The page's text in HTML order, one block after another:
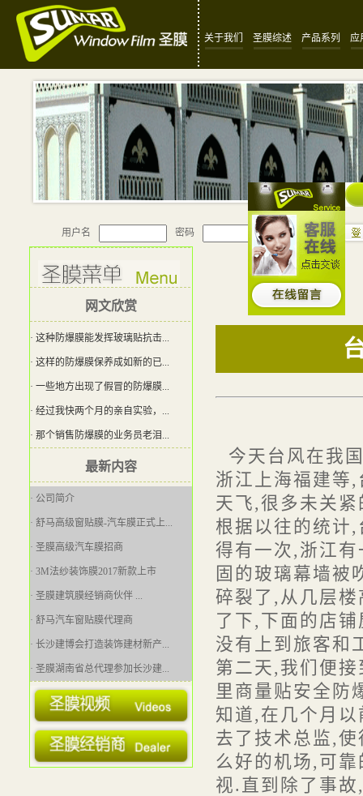
关于我们 圣膜综述 产品系列 应
用户名 密码
网文欣赏
· 这种防爆膜能发挥玻璃贴抗击...
· 这样的防爆膜保养成如新的已...
· 一些地方出现了假冒的防爆膜...
· 经过我快两个月的亲自实验，...
· 那个销售防爆膜的业务员老泪...
最新内容
· 公司简介
· 舒马高级窗贴膜-汽车膜正式上...
· 圣膜高级汽车膜招商
· 3M法纱装饰膜2017新款上市
· 圣膜建筑膜经销商伙伴 ...
· 舒马汽车窗贴膜代理商
· 长沙建博会打造装饰建材新产...
· 圣膜湖南省总代理参加长沙建...
· [问题]建筑玻璃贴膜是如何安...
· 圣膜防爆膜隔热膜欢迎您！ ...
· 用我们的资源助你创造财富
· 贴膜质量决定了使用寿命
今天台风在我
浙江上海福建等
天飞,很多未关
根据以往的统计
得有一次,浙江
固的玻璃幕墙被
碎裂了,从几层
了下,下面的店
没有上到旅客和
第二天,我们便
里商量贴安全防
知道,在几个月
去了技术总监,
么好的机场,可
视.直到除了事